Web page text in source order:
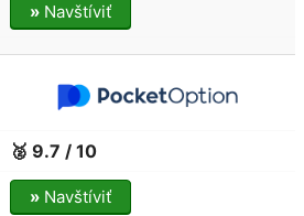
»Navštíviť
🥈 9.7 / 10
»Navštíviť